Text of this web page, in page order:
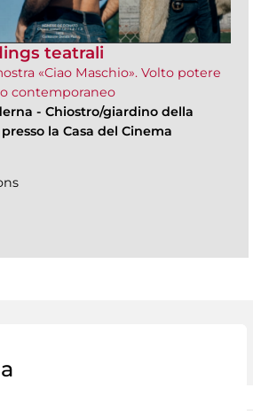
teatrali
«Ciao Maschio». Volto potere
contemporaneo
- Chiostro/giardino della
la Casa del Cinema